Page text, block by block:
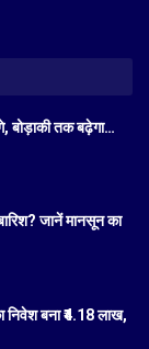
बोड़ाकी तक बढ़ेगा…
जानें मानसून का
बना ₹4.18 लाख,